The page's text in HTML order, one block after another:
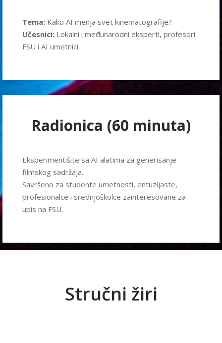
Tema: Kako AI menja svet kinematografije?
Učesnici: Lokalni i međunarodni eksperti, profesori
FSU i AI umetnici.
Radionica (60 minuta)
Eksperimentišite sa AI alatima za generisanje
filmskog sadržaja.
Savršeno za studente umetnosti, entuzijaste,
profesionalce i srednjoškolce zainteresovane za
upis na FSU.
Stručni žiri